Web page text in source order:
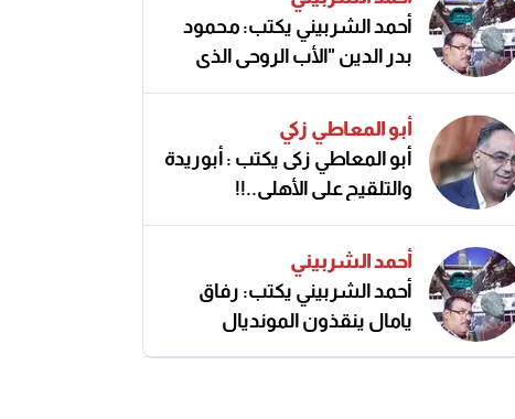
أحمد الشربيني يكتب: محمود
بدر الدين "الأب الروحي الذي
أبو المعاطي زكي
أبو المعاطي زكى يكتب : أبوريدة
والتلقيح على الأهلى..!!
أحمد الشربيني
أحمد الشربيني يكتب: رفاق
يامال ينقذون المونديال